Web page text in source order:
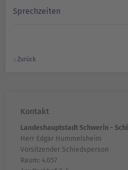
Sprechzeiten
Zurück
Kontakt
Landeshauptstadt Schwerin -
Herr Edgar Hummelsheim
Vorsitzender Schiedsperson
Raum: 4.057